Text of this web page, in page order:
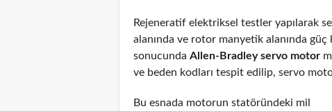
Rejeneratif elektriksel testler yapılarak
alanında ve rotor manyetik alanında
sonucunda Allen-Bradley servo motor
ve beden kodları tespit edilip, servo
Bu esnada motorun statöründeki mil